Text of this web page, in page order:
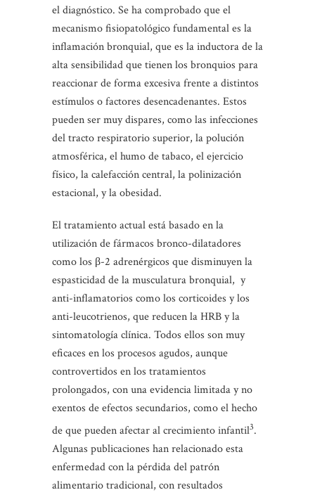
el diagnóstico. Se ha comprobado que el
mecanismo fisiopatológico fundamental es la
inflamación bronquial, que es la inductora de la
alta sensibilidad que tienen los bronquios para
reaccionar de forma excesiva frente a distintos
estímulos o factores desencadenantes. Estos
pueden ser muy dispares, como las infecciones
del tracto respiratorio superior, la polución
atmosférica, el humo de tabaco, el ejercicio
físico, la calefacción central, la polinización
estacional, y la obesidad.
El tratamiento actual está basado en la
utilización de fármacos bronco-dilatadores
como los β-2 adrenérgicos que disminuyen la
espasticidad de la musculatura bronquial, y
anti-inflamatorios como los corticoides y los
anti-leucotrienos, que reducen la HRB y la
sintomatología clínica. Todos ellos son muy
eficaces en los procesos agudos, aunque
controvertidos en los tratamientos
prolongados, con una evidencia limitada y no
exentos de efectos secundarios, como el hecho
de que pueden afectar al crecimiento infantil3.
Algunas publicaciones han relacionado esta
enfermedad con la pérdida del patrón
alimentario tradicional, con resultados